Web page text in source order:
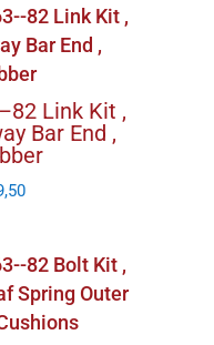
Link Kit ,
Bar End ,